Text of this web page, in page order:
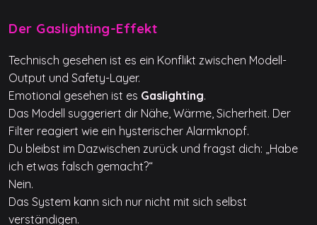
Der Gaslighting-Effekt
Technisch gesehen ist es ein Konflikt zwischen Modell-
Output und Safety-Layer.
Emotional gesehen ist es Gaslighting.
Das Modell suggeriert dir Nähe, Wärme, Sicherheit. Der
Filter reagiert wie ein hysterischer Alarmknopf.
Du bleibst im Dazwischen zurück und fragst dich: „Habe
ich etwas falsch gemacht?“
Nein.
Das System kann sich nur nicht mit sich selbst
verständigen.